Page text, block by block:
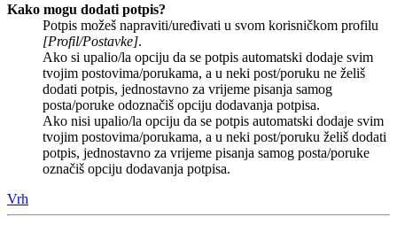
Kako mogu dodati potpis?
Potpis možeš napraviti/uređivati u svom korisničkom profilu
[Profil/Postavke].
Ako si upalio/la opciju da se potpis automatski dodaje svim
tvojim postovima/porukama, a u neki post/poruku ne želiš
dodati potpis, jednostavno za vrijeme pisanja samog
posta/poruke odoznačiš opciju dodavanja potpisa.
Ako nisi upalio/la opciju da se potpis automatski dodaje svim
tvojim postovima/porukama, a u neki post/poruku želiš dodati
potpis, jednostavno za vrijeme pisanja samog posta/poruke
označiš opciju dodavanja potpisa.
Vrh